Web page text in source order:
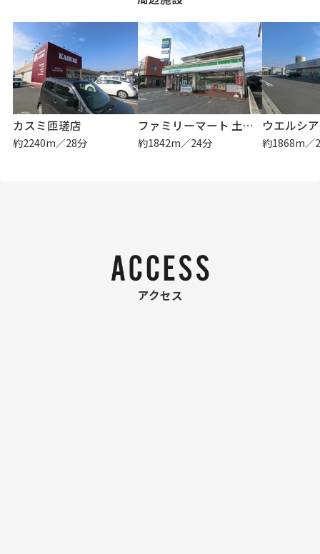
カスミ匝瑳店
約2240m／28分
ファミリーマート 土屋八日市場駅前店
約1842m／24分
ウエルシア
約1868m／
アクセス